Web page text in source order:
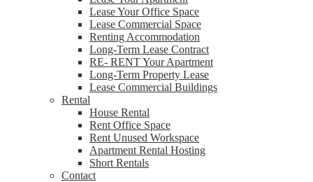
Lease Your Office Space
Lease Commercial Space
Renting Accommodation
Long-Term Lease Contract
RE- RENT Your Apartment
Long-Term Property Lease
Lease Commercial Buildings
Rental
House Rental
Rent Office Space
Rent Unused Workspace
Apartment Rental Hosting
Short Rentals
Contact